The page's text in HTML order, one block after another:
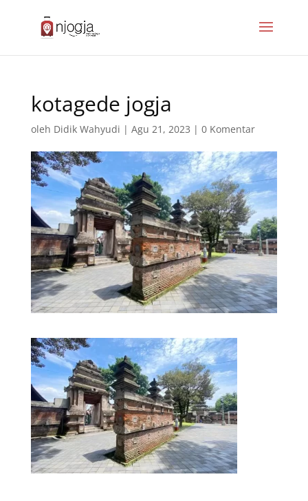
kotagede jogja
oleh Didik Wahyudi | Agu 21, 2023 | 0 Komentar